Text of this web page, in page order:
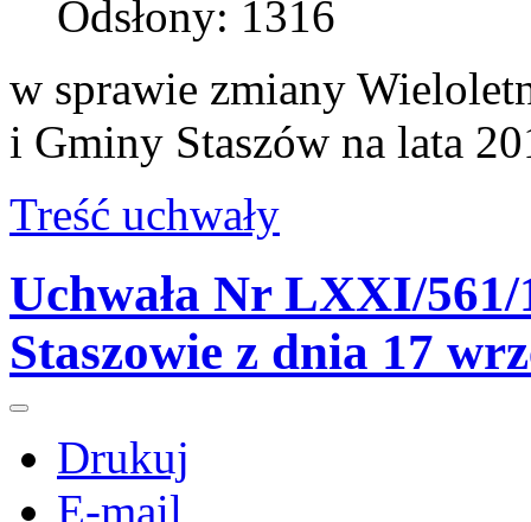
Odsłony: 1316
w sprawie zmiany
i Gminy Staszów na lata
Treść uchwały
Uchwała Nr LXXI/
Staszowie z dnia 17
Drukuj
E-mail